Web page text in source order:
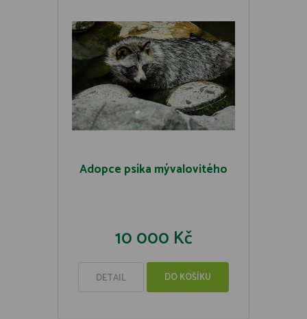
Adopce psíka mývalovitého
10 000 Kč
DETAIL DO KOŠÍKU